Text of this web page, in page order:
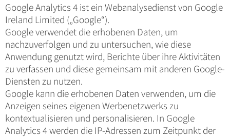
Google Analytics 4 ist ein Webanalysedienst von Google
Ireland Limited („Google“).
Google verwendet die erhobenen Daten, um
nachzuverfolgen und zu untersuchen, wie diese
Anwendung genutzt wird, Berichte über ihre Aktivitäten
zu verfassen und diese gemeinsam mit anderen Google-
Diensten zu nutzen.
Google kann die erhobenen Daten verwenden, um die
Anzeigen seines eigenen Werbenetzwerks zu
kontextualisieren und personalisieren. In Google
Analytics 4 werden die IP-Adressen zum Zeitpunkt der